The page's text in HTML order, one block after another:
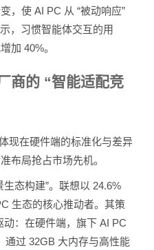
，使 AI PC 从 “被动响应”
，习惯智能体交互的用
加 40%。
商的 “智能适配竞
在硬件端的标准化与差异
布局抢占市场先机。
态构建”。联想以 24.6%
生态的核心推动者。其策
动：在硬件端，旗下 AI PC
通过 32GB 大内存与高性能